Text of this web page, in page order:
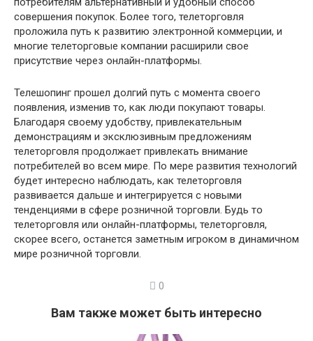
совершения покупок. Более того, телеторговля
проложила путь к развитию электронной коммерции, и
многие телеторговые компании расширили свое
присутствие через онлайн-платформы.
Телешопинг прошел долгий путь с момента своего
появления, изменив то, как люди покупают товары.
Благодаря своему удобству, привлекательным
демонстрациям и эксклюзивным предложениям
телеторговля продолжает привлекать внимание
потребителей во всем мире. По мере развития технологий
будет интересно наблюдать, как телеторговля
развивается дальше и интегрируется с новыми
тенденциями в сфере розничной торговли. Будь то
телеторговля или онлайн-платформы, телеторговля,
скорее всего, останется заметным игроком в динамичном
мире розничной торговли.
0
Вам также может быть интересно